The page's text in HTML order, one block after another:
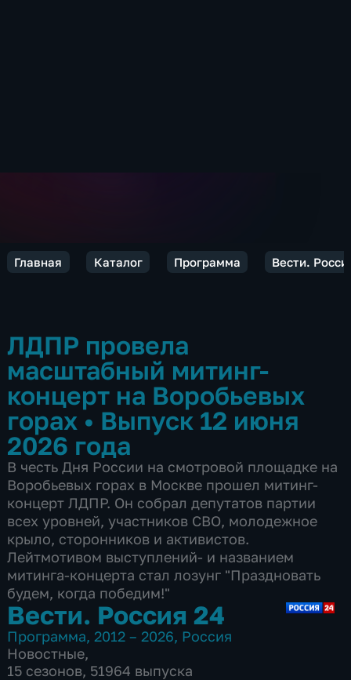
Главная Каталог Программа Вести.
ЛДПР провела
масштабный митинг-
концерт на Воробьевых
горах• Выпуск 12 июня
2026 года
В честь Дня России на смотровой площадке на
Воробьевых горах в Москве прошел митинг-
концерт ЛДПР. Он собрал депутатов партии
всех уровней, участников СВО, молодежное
крыло, сторонников и активистов.
Лейтмотивом выступлений- и названием
митинга-концерта стал лозунг "Праздновать
будем, когда победим!"
Вести. Россия 24
Программа, 2012 – 2026, Россия
Новостные,
15 сезонов, 51964 выпуска